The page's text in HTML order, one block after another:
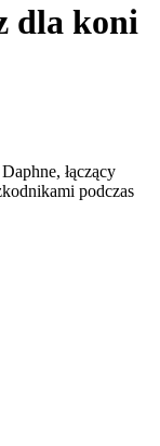
dla koni
łączący
podczas